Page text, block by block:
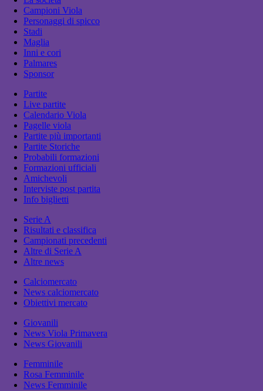
Campioni Viola
Personaggi di spicco
Stadi
Maglia
Inni e cori
Palmares
Sponsor
Partite
Live partite
Calendario Viola
Pagelle viola
Partite più importanti
Partite Storiche
Probabili formazioni
Formazioni ufficiali
Amichevoli
Interviste post partita
Info biglietti
Serie A
Risultati e classifica
Campionati precedenti
Altre di Serie A
Altre news
Calciomercato
News calciomercato
Obiettivi mercato
Giovanili
News Viola Primavera
News Giovanili
Femminile
Rosa Femminile
News Femminile